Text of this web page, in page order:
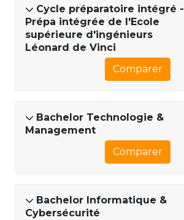
Cycle préparatoire intégré -
Prépa intégrée de l'Ecole
supérieure d'ingénieurs
Léonard de Vinci
Comparer
Bachelor Technologie &
Management
Comparer
Bachelor Informatique &
Cybersécurité